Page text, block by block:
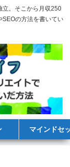
立。そこから月収250
の方法を書いてい
マインドセ